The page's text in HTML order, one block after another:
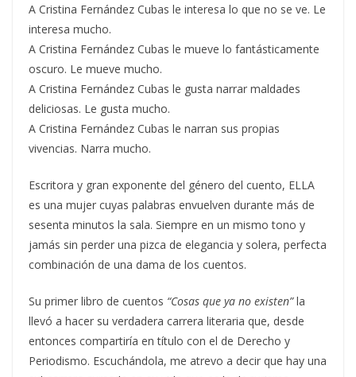
A Cristina Fernández Cubas le interesa lo que no se ve. Le
interesa mucho.
A Cristina Fernández Cubas le mueve lo fantásticamente
oscuro. Le mueve mucho.
A Cristina Fernández Cubas le gusta narrar maldades
deliciosas. Le gusta mucho.
A Cristina Fernández Cubas le narran sus propias
vivencias. Narra mucho.
Escritora y gran exponente del género del cuento, ELLA
es una mujer cuyas palabras envuelven durante más de
sesenta minutos la sala. Siempre en un mismo tono y
jamás sin perder una pizca de elegancia y solera, perfecta
combinación de una dama de los cuentos.
Su primer libro de cuentos “Cosas que ya no existen”la
llevó a hacer su verdadera carrera literaria que, desde
entonces compartiría en título con el de Derecho y
Periodismo. Escuchándola, me atrevo a decir que hay una